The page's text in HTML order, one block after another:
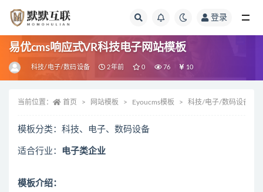
登录
易优cms响应式VR科技电子网站模板
科技/电子/数码设备 2年前 0 76 10
当前位置： 首页 网站模板 Eyoucms模板 科技/电子/数码设备
模板分类：科技、电子、数码设备
适合行业： 电子类企业
模板介绍：